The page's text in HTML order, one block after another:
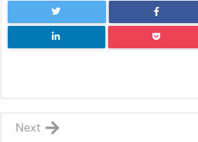
Next